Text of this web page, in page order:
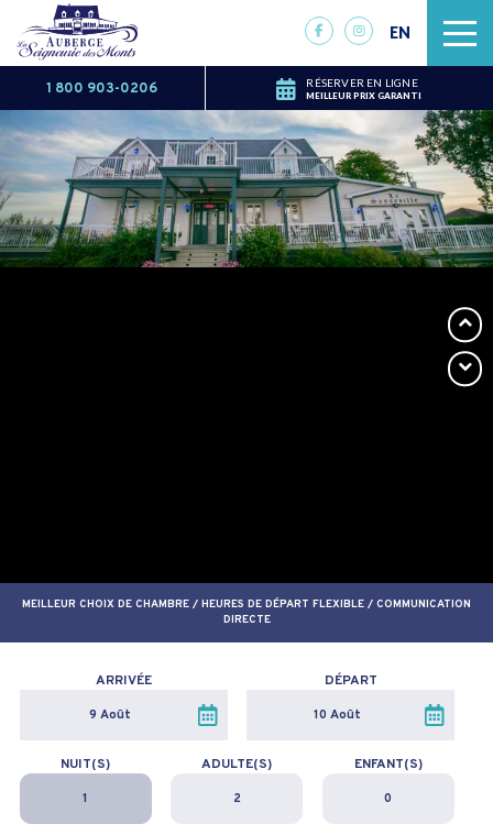
EN
1 800 903-0206 RÉSERVER EN LIGNE
MEILLEUR PRIX GARANTI
MEILLEUR CHOIX DE CHAMBRE / HEURES DE DÉPART FLEXIBLE / COMMUNICATION
DIRECTE
ARRIVÉE DÉPART
NUIT(S) ADULTE(S) ENFANT(S)